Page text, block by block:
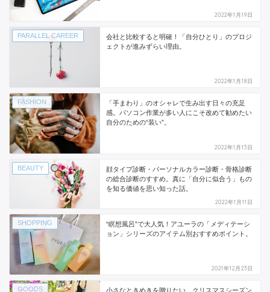
2022年1月19日
PARALLEL CAREER
会社と比較すると明確！「自分ひとり」のプロジ
ェクトが進みずらい理由。
2022年1月18日
FASHION
「手まわり」のオシャレで生み出す日々の充足
感。パソコン作業が多い人にこそ改めて勧めたい
自分のための“装い”。
2022年1月13日
BEAUTY
顔タイプ診断・パーソナルカラー診断・骨格診断
の総合診断のすすめ。真に「自分に似合う」もの
を知る価値を思い知った話。
2022年1月11日
SHOPPING
“瞑想風呂”で大人気！アユーラの「メディテーシ
ョン」シリーズのアイテム別おすすめポイント。
2021年12月23日
GOODS
小さなときめきを贈りたい、クリスマスシーズン